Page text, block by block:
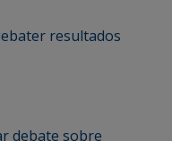
resultados
debate sobre